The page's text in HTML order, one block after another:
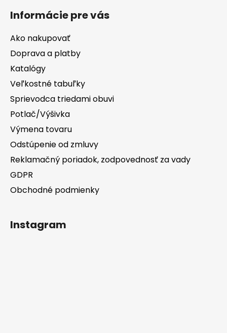
Informácie pre vás
Ako nakupovať
Doprava a platby
Katalógy
Veľkostné tabuľky
Sprievodca triedami obuvi
Potlač/Výšivka
Výmena tovaru
Odstúpenie od zmluvy
Reklamačný poriadok, zodpovednosť za vady
GDPR
Obchodné podmienky
Instagram